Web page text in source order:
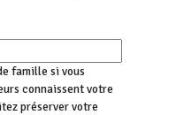
famille si vous
connaissent votre
préserver votre